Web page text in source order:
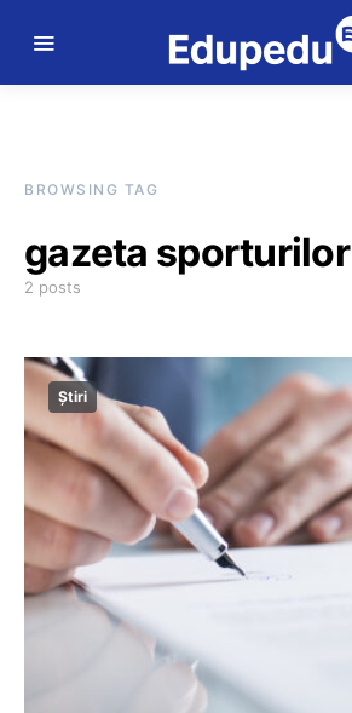
BROWSING TAG
gazeta sporturilor
2 posts
Știri